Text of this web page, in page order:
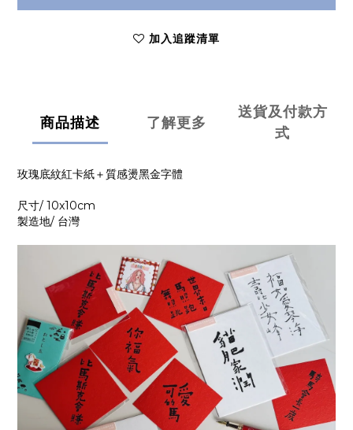
加入追蹤清單
商品描述 了解更多
送貨及付款方
式
玫瑰底紋紅卡紙＋質感燙黑金字體
尺寸/ 10x10cm
製造地/ 台灣